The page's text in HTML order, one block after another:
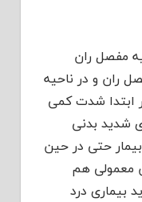
مفصل ران
ران و در ناحیه
ابتدا شدت کمی
شدید بدنی
حتی در حین
معمولی هم
بیماری درد